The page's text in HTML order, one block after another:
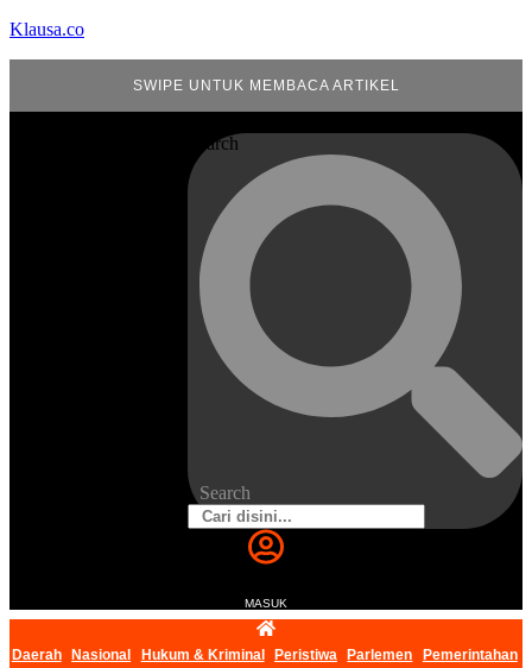
Klausa.co
SWIPE UNTUK MEMBACA ARTIKEL
Search
Search
MASUK
Daerah Nasional Hukum & Kriminal Peristiwa Parlemen
Pemerintahan